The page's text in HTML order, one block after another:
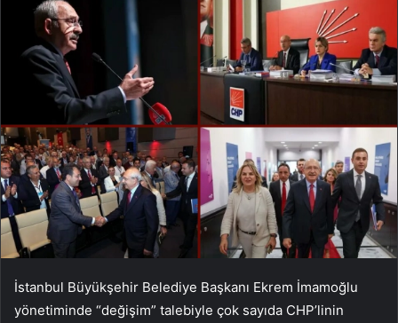
İstanbul Büyükşehir Belediye Başkanı Ekrem İmamoğlu
yönetiminde “değişim” talebiyle çok sayıda CHP’linin